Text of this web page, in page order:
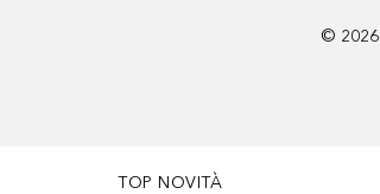
© 2026
TOP NOVITÀ